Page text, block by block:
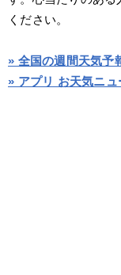
ください。
» 全国の週間天気予
» アプリ お天気ニ